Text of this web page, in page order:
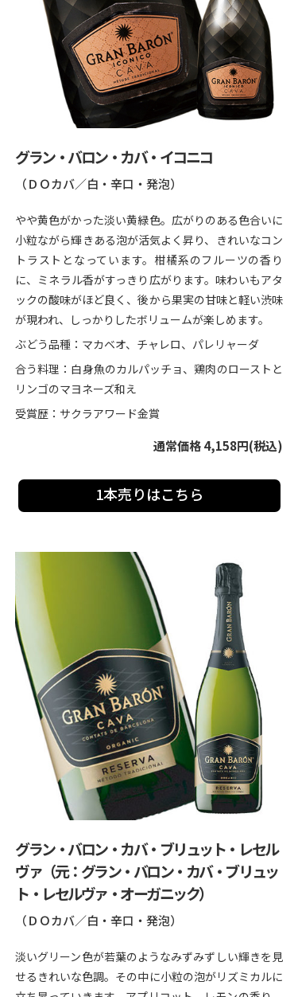
グラン・バロン・カバ・イコニコ
（ＤＯカバ／白・辛口・発泡）
やや黄色がかった淡い黄緑色。広がりのある色合いに
小粒ながら輝きある泡が活気よく昇り、きれいなコン
トラストとなっています。柑橘系のフルーツの香り
に、ミネラル香がすっきり広がります。味わいもアタ
ックの酸味がほど良く、後から果実の甘味と軽い渋味
が現われ、しっかりしたボリュームが楽しめます。
ぶどう品種：マカベオ、チャレロ、パレリャーダ
合う料理：白身魚のカルパッチョ、鶏肉のローストと
リンゴのマヨネーズ和え
受賞歴：サクラアワード金賞
通常価格 4,158円(税込)
1本売りはこちら
グラン・バロン・カバ・ブリュット・レセル
ヴァ（元：グラン・バロン・カバ・ブリュッ
ト・レセルヴァ・オーガニック）
（ＤＯカバ／白・辛口・発泡）
淡いグリーン色が若葉のようなみずみずしい輝きを見
せるきれいな色調。その中に小粒の泡がリズミカルに